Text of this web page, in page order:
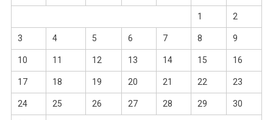
1 2
3 4 5 6 7 8 9
10 11 12 13 14 15 16
17 18 19 20 21 22 23
24 25 26 27 28 29 30